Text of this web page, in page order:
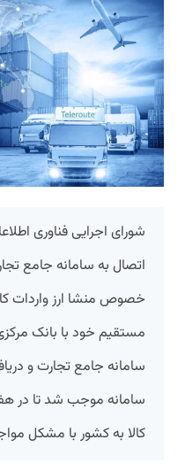
اتصال به سامانه جامع
خصوص منشا ارز واردات
مستقیم خود با بانک
سامانه جامع تجارت و
کالا به کشور با مشکل